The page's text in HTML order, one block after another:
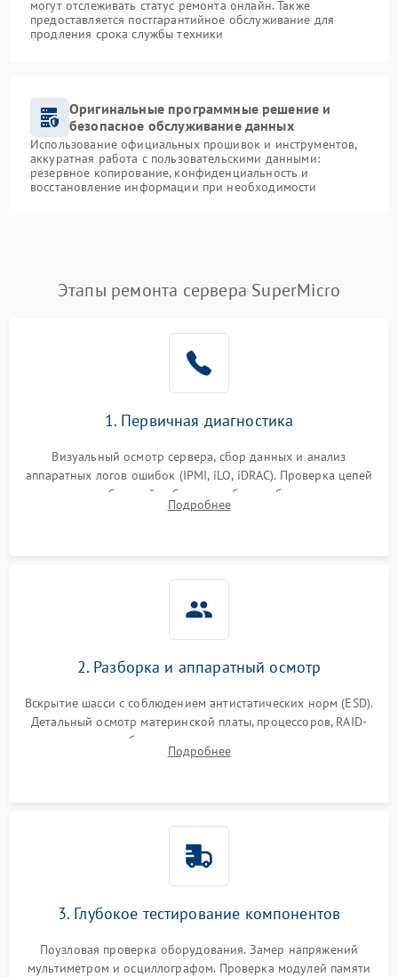
могут отслеживать статус ремонта онлайн. Также
предоставляется постгарантийное обслуживание для
продления срока службы техники
Оригинальные программные решение и
безопасное обслуживание данных
Использование официальных прошивок и инструментов,
аккуратная работа с пользовательскими данными:
резервное копирование, конфиденциальность и
восстановление информации при необходимости
Этапы ремонта сервера SuperMicro
1. Первичная диагностика
Визуальный осмотр сервера, сбор данных и анализ
аппаратных логов ошибок (IPMI, iLO, iDRAC). Проверка цепей
питания и базовой работоспособности без вскрытия
корпуса для быстрой локализации сбоя.
Подробнее
2. Разборка и аппаратный осмотр
Вскрытие шасси с соблюдением антистатических норм (ESD).
Детальный осмотр материнской платы, процессоров, RAID-
контроллеров и блоков питания на наличие термических
повреждений, прогаров или окислений.
Подробнее
3. Глубокое тестирование компонентов
Поузловая проверка оборудования. Замер напряжений
мультиметром и осциллографом. Проверка модулей памяти